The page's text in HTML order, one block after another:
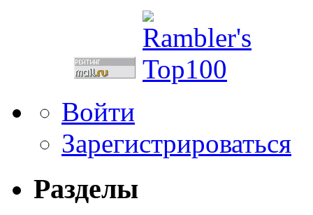
Войти
Зарегистрироваться
Разделы